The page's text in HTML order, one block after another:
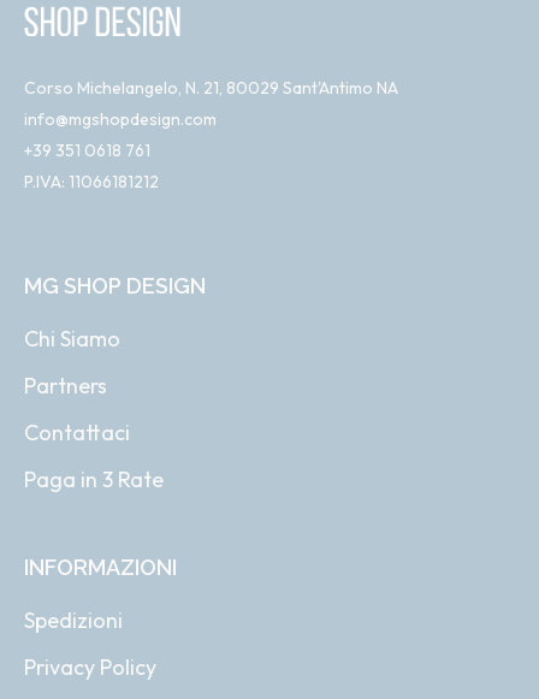
Corso Michelangelo, N. 21, 80029 Sant'Antimo NA
info@mgshopdesign.com
+39 351 0618 761
P.IVA: 11066181212
MG SHOP DESIGN
Chi Siamo
Partners
Contattaci
Paga in 3 Rate
INFORMAZIONI
Spedizioni
Privacy Policy